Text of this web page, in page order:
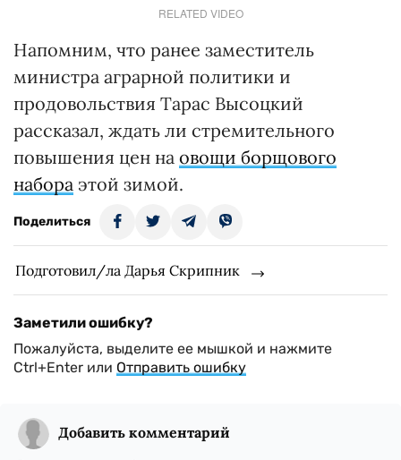
RELATED VIDEO
Напомним, что ранее заместитель
министра аграрной политики и
продовольствия Тарас Высоцкий
рассказал, ждать ли стремительного
повышения цен на овощи борщового
набора этой зимой.
Поделиться
Подготовил/ла Дарья Скрипник
Заметили ошибку?
Пожалуйста, выделите ее мышкой и нажмите
Ctrl+Enter или Отправить ошибку
Добавить комментарий